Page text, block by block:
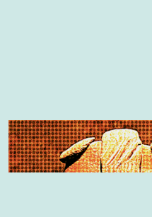
Cover image